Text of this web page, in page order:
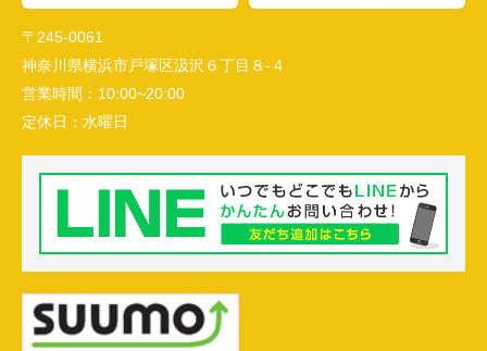
〒245-0061
神奈川県横浜市戸塚区汲沢６丁目８-４
営業時間： 10:00~20:00
定休日： 水曜日